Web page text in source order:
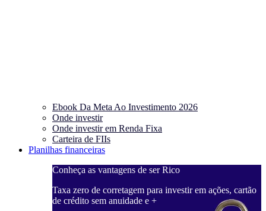
Ebook Da Meta Ao Investimento 2026
Onde investir
Onde investir em Renda Fixa
Carteira de FIIs
Planilhas financeiras
Conheça as vantagens de ser Rico
Taxa zero de corretagem para investir em ações, cartão
de crédito sem anuidade e +